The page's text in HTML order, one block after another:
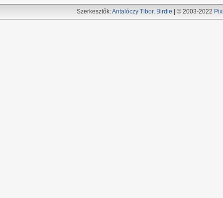
Szerkesztők:Antalóczy Tibor, Birdie | © 2003-2022